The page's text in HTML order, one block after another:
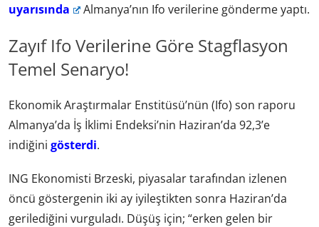
uyarısında
Almanya’nın Ifo verilerine gönderme yaptı.
Zayıf Ifo Verilerine Göre Stagflasyon
Temel Senaryo!
Ekonomik Araştırmalar Enstitüsü’nün (Ifo) son raporu
Almanya’da İş İklimi Endeksi’nin Haziran’da 92,3’e
indiğini gösterdi.
ING Ekonomisti Brzeski, piyasalar tarafından izlenen
öncü göstergenin iki ay iyileştikten sonra Haziran’da
gerilediğini vurguladı. Düşüş için; “erken gelen bir